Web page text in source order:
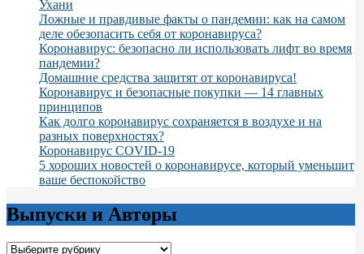
Ухани
Ложные и правдивые факты о пандемии: как на самом
деле обезопасить себя от коронавируса?
Коронавирус: безопасно ли использовать лифт во время
пандемии?
Домашние средства защитят от коронавируса!
Коронавирус и безопасные покупки — 14 главных
принципов
Как долго коронавирус сохраняется в воздухе и на
разных поверхностях?
Коронавирус COVID-19
5 хороших новостей о коронавирусе, который уменьшит
ваше беспокойство
Выпуски и Авторы
Выпуски